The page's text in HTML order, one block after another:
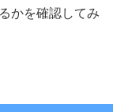
かを確認してみ